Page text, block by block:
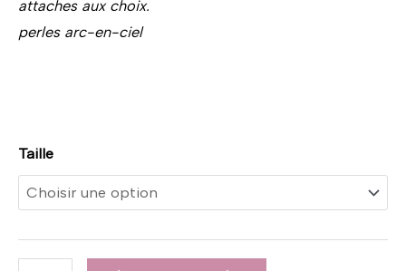
attaches aux choix.
perles arc-en-ciel
Taille